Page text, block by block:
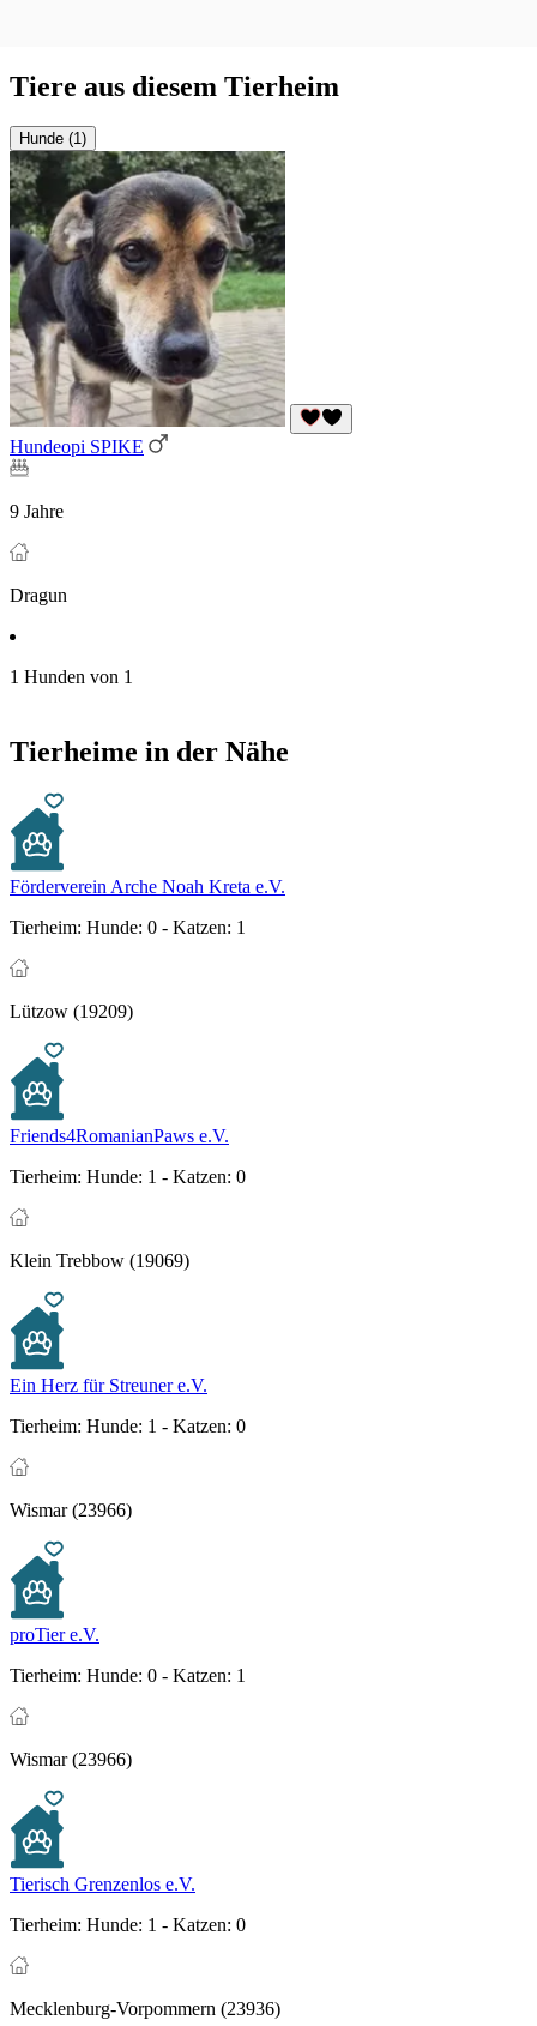
Tiere aus diesem Tierheim
Hunde (1)
Hundeopi SPIKE
9 Jahre
Dragun
1 Hunden von 1
Tierheime in der Nähe
Förderverein Arche Noah Kreta e.V.
Tierheim: Hunde: 0 - Katzen: 1
Lützow (19209)
Friends4RomanianPaws e.V.
Tierheim: Hunde: 1 - Katzen: 0
Klein Trebbow (19069)
Ein Herz für Streuner e.V.
Tierheim: Hunde: 1 - Katzen: 0
Wismar (23966)
proTier e.V.
Tierheim: Hunde: 0 - Katzen: 1
Wismar (23966)
Tierisch Grenzenlos e.V.
Tierheim: Hunde: 1 - Katzen: 0
Mecklenburg-Vorpommern (23936)